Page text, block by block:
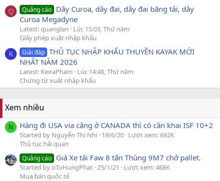
Q Quảng cáo Dây Curoa, dây đai, dây đai băng tải, dây
Curoa Megadyne
Latest: quanglan
Lúc 15:03, Thứ năm
Giấy phép xuất nhập khẩu
K Giải đáp THỦ TỤC NHẬP KHẨU THUYỀN KAYAK MỚI
NHẤT NĂM 2026
Latest: KeiraPham
Lúc 14:48, Thứ năm
Chứng từ xuất nhập khẩu
Xem nhiều
N Hàng đi USA via cảng ở CANADA thì có cần khai ISF 10+2
Started by Nguyễn Thị Nhi 19/6/20 Lượt xem: 692K
Thủ tục hải quan
Quảng cáo Giá Xe tải Faw 8 tấn Thùng 9M7 chở pallet.
Started by oToHungPhat 25/1/21
Lượt xem: 468K
Mua bán quốc tế